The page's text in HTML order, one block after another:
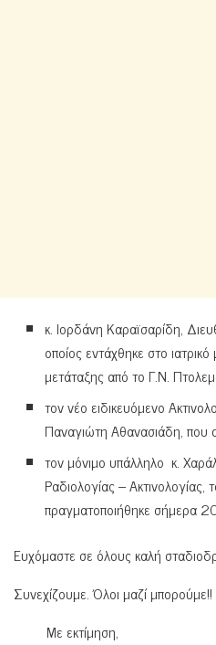
κ. Ιορδάνη Καραϊσαρίδη,
οποίος εντάχθηκε στο
μετάταξης από το Γ.Ν.
τον νέο ειδικευόμενο
Παναγιώτη Αθανασιάδη, που
τον μόνιμο υπάλληλο κ.
Ραδιολογίας –
πραγματοποιήθηκε σήμερα
Ευχόμαστε σε όλους καλή
Συνεχίζουμε. Όλοι μαζί μπορούμε!!
Με εκτίμηση,